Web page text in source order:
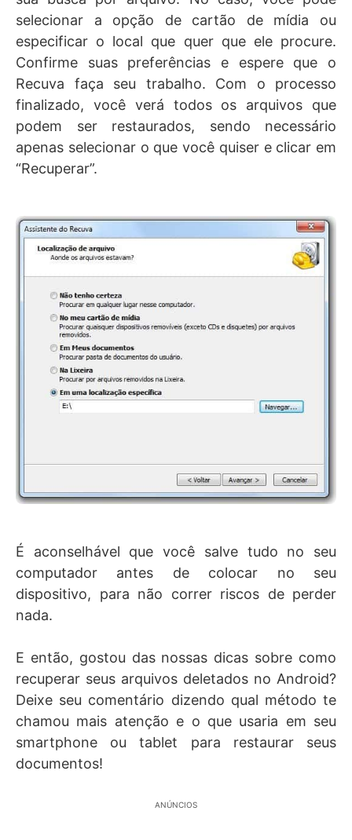
selecionar a opção de cartão de mídia ou
especificar o local que quer que ele procure.
Confirme suas preferências e espere que o
Recuva faça seu trabalho. Com o processo
finalizado, você verá todos os arquivos que
podem ser restaurados, sendo necessário
apenas selecionar o que você quiser e clicar em
“Recuperar”.
É aconselhável que você salve tudo no seu
computador antes de colocar no seu
dispositivo, para não correr riscos de perder
nada.
E então, gostou das nossas dicas sobre como
recuperar seus arquivos deletados no Android?
Deixe seu comentário dizendo qual método te
chamou mais atenção e o que usaria em seu
smartphone ou tablet para restaurar seus
documentos!
ANÚNCIOS